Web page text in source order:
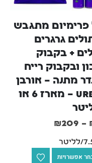
פרימיום מתגבש
גרגרים
+ בקבוק
ובקבוק רייח
מתנה – אורבן
Urban – מארז 6 או
–
₪209
אפשרויות